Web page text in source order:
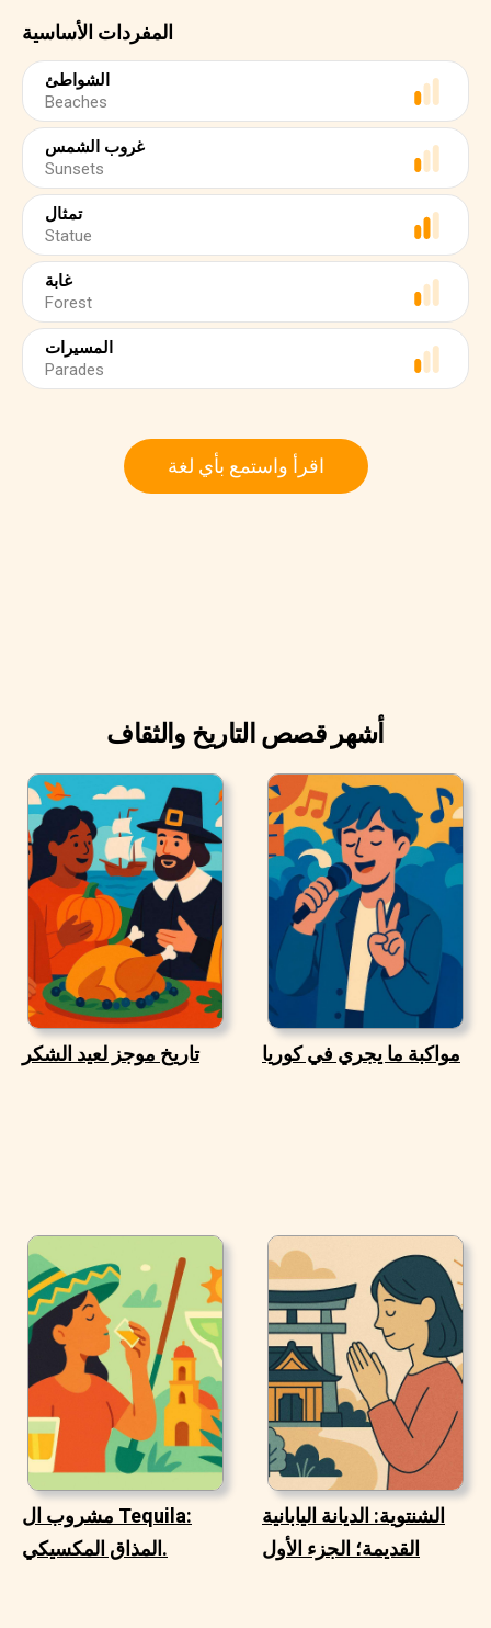
المفردات الأساسية
الشواطئ
Beaches
غروب الشمس
Sunsets
تمثال
Statue
غابة
Forest
المسيرات
Parades
اقرأ واستمع بأي لغة
أشهر قصص التاريخ والثقاف
تاريخ موجز لعيد الشكر مواكبة ما يجري في كوريا
مشروب ال Tequila:
المذاق المكسيكي.
الشنتوية: الديانة اليابانية
القديمة؛ الجزء الأول